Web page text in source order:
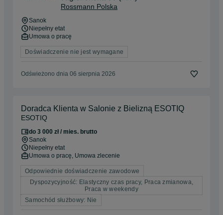
Rossmann Polska
Sanok
Niepełny etat
Umowa o pracę
Doświadczenie nie jest wymagane
Odświeżono dnia 06 sierpnia 2026
Doradca Klienta w Salonie z Bielizną ESOTIQ
ESOTIQ
do 3 000 zł / mies. brutto
Sanok
Niepełny etat
Umowa o pracę, Umowa zlecenie
Odpowiednie doświadczenie zawodowe
Dyspozycyjność: Elastyczny czas pracy, Praca zmianowa,
Praca w weekendy
Samochód służbowy: Nie